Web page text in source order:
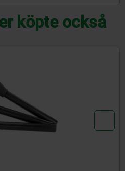
köpte också
med innergänga